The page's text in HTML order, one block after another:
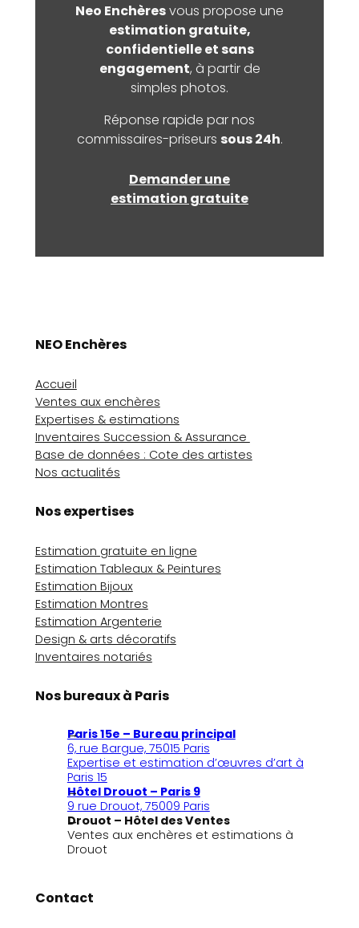
Neo Enchèresvous propose une
estimation gratuite,
confidentielle et sans
engagement, à partir de
simples photos.
Réponse rapide par nos
commissaires-priseurs sous 24h.
Demander une
estimation gratuite
NEO Enchères
Accueil
Ventes aux enchères
Expertises & estimations
Inventaires Succession & Assurance
Base de données : Cote des artistes
Nos actualités
Nos expertises
Estimation gratuite en ligne
Estimation Tableaux & Peintures
Estimation Bijoux
Estimation Montres
Estimation Argenterie
Design & arts décoratifs
Inventaires notariés
Nos bureaux à Paris
Paris 15e – Bureau principal
6, rue Bargue, 75015 Paris
Expertise et estimation d’œuvres d’art à
Paris 15
Hôtel Drouot – Paris 9
9 rue Drouot, 75009 Paris
Drouot – Hôtel des Ventes
Ventes aux enchères et estimations à
Drouot
Contact